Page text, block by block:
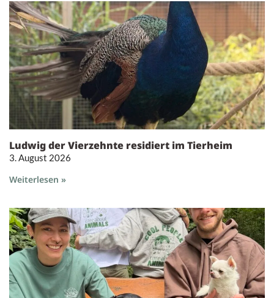
Ludwig der Vierzehnte residiert im Tierheim
3. August 2026
Weiterlesen »